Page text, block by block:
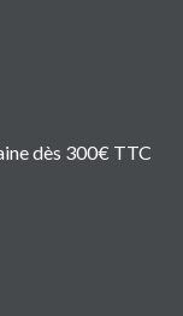
dès 300€ TTC